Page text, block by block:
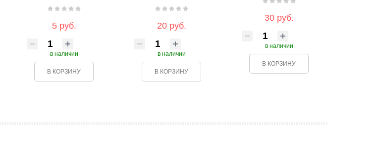
5 руб.
в наличии
В КОРЗИНУ
20 руб.
в наличии
В КОРЗИНУ
30 руб.
в наличии
В КОРЗИНУ